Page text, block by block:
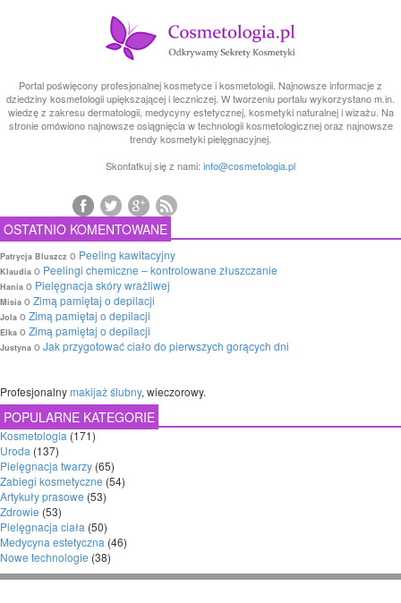
Portal poświęcony profesjonalnej kosmetyce i kosmetologii. Najnowsze informacje z
dziedziny kosmetologii upiększającej i leczniczej. W tworzeniu portalu wykorzystano m.in.
wiedzę z zakresu dermatologii, medycyny estetycznej, kosmetyki naturalnej i wizażu. Na
stronie omówiono najnowsze osiągnięcia w technologii kosmetologicznej oraz najnowsze
trendy kosmetyki pielęgnacyjnej.
Skontatkuj się z nami: info@cosmetologia.pl
OSTATNIO KOMENTOWANE
Patrycja Bluszcz o Peeling kawitacyjny
Klaudia o Peelingi chemiczne – kontrolowane złuszczanie
Hania o Pielęgnacja skóry wrażliwej
Misia o Zimą pamiętaj o depilacji
Jola o Zimą pamiętaj o depilacji
Elka o Zimą pamiętaj o depilacji
Justyna o Jak przygotować ciało do pierwszych gorących dni
Profesjonalnymakijaż ślubny, wieczorowy.
POPULARNE KATEGORIE
Kosmetologia (171)
Uroda (137)
Pielęgnacja twarzy (65)
Zabiegi kosmetyczne (54)
Artykuły prasowe (53)
Zdrowie (53)
Pielęgnacja ciała (50)
Medycyna estetyczna (46)
Nowe technologie (38)